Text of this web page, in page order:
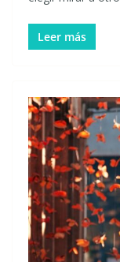
Leer más